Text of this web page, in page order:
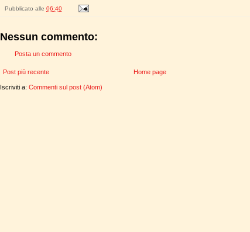
Pubblicato alle 06:40
Nessun commento:
Posta un commento
Post più recente Home page
Iscriviti a: Commenti sul post (Atom)